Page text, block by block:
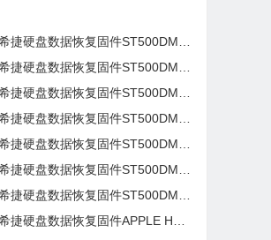
恢复固件ST500DM002-1ER14C-CC46-S4Y4K583-PC3000全套
恢复固件ST500DM002-1ER14C-CC43-Z4Y16NC5-PC3000全套
恢复固件ST500DM002-1CH14C-CC49-Z1DA7L6D-PC3000全套
恢复固件ST500DM002-1CH14C-CC49-Z1DA7L6D-PC3000全套
恢复固件ST500DM002-1CH14C-CC49-S1DHMP2Y-PC3000全套
恢复固件ST500DM002-1CH14C-CC47-W1D1W19H-PC3000全套
恢复固件ST500DM002-1CH14C-CC46-Z1D9B2G6-PC3000全套
复固件APPLE HDD ST2000DM001-AQ03-W8E01Z5H-PC3000全套